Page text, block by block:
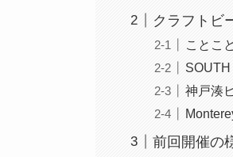
クラフトビ
ことこ
SOUTH
神戸湊
前回開催の